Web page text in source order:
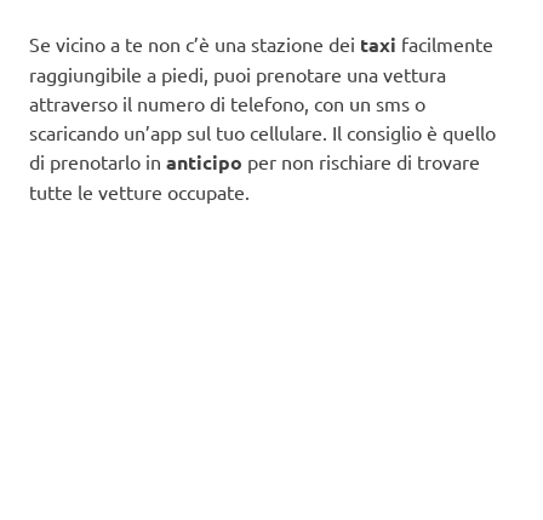
Se vicino a te non c’è una stazione dei taxi facilmente
raggiungibile a piedi, puoi prenotare una vettura
attraverso il numero di telefono, con un sms o
scaricando un’app sul tuo cellulare. Il consiglio è quello
di prenotarlo in anticipo per non rischiare di trovare
tutte le vetture occupate.